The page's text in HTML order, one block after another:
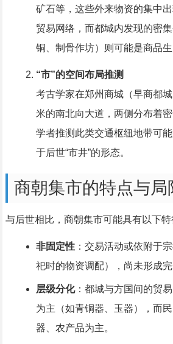
矿石等，这些外来物资的集中
贸易网络，而都城内发现的密
铜、制骨作坊）则可能是商品生
“市”的空间布局推测
考古学家在郑州商城（早商都
米的南北向大道，两侧分布着
学者推测此类交通枢纽地带可
于后世“市井”的形态。
商朝集市的特点与局
与后世相比，商朝集市可能具有以下特
非固定性：交易活动或依附于
祀时的物资调配），尚未形成完
层级分化：都城与方国间的贸
为主（如青铜器、玉器），而
器、农产品为主。